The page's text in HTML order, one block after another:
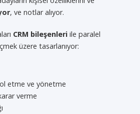
, ve notlar alıyor.
CRM bileşenleri ile paralel
üzere tasarlanıyor:
etme ve yönetme
verme